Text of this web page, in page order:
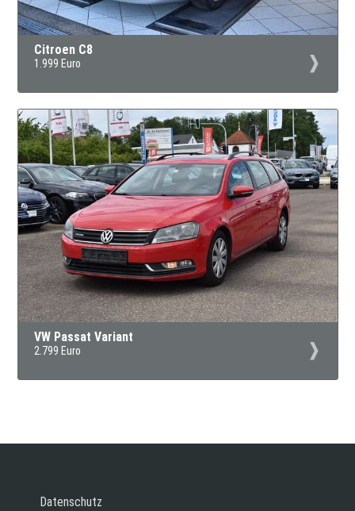
Citroen C8
1.999 Euro
VW Passat Variant
2.799 Euro
Datenschutz